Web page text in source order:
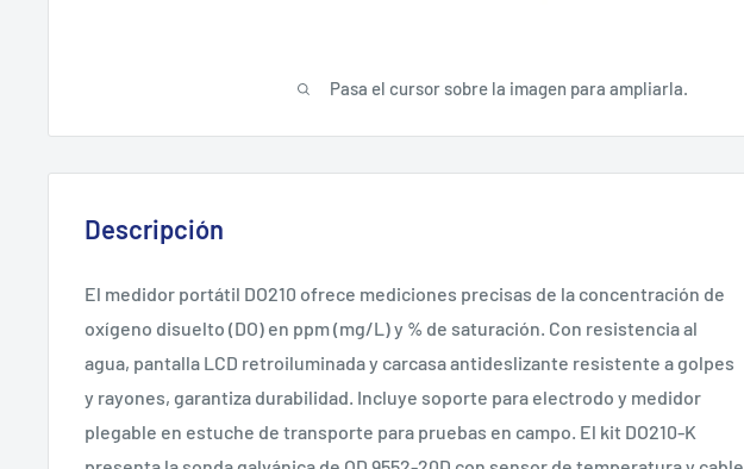
Pasa el cursor sobre la imagen para ampliarla.
Descripción
El medidor portátil DO210 ofrece mediciones precisas de la concentración de
oxígeno disuelto (DO) en ppm (mg/L) y % de saturación. Con resistencia al
agua, pantalla LCD retroiluminada y carcasa antideslizante resistente a golpes
y rayones, garantiza durabilidad. Incluye soporte para electrodo y medidor
plegable en estuche de transporte para pruebas en campo. El kit DO210-K